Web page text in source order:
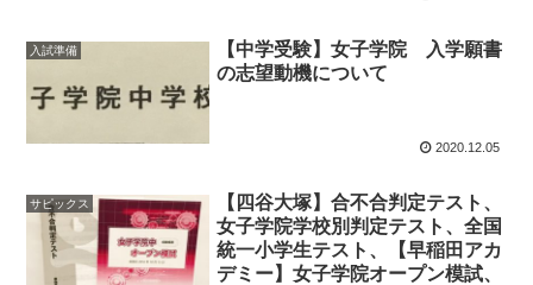
入試準備
【中学受験】女子学院 入学願書
の志望動機について
2020.12.05
サピックス
【四谷大塚】合不合判定テスト、
女子学院学校別判定テスト、全国
統一小学生テスト、【早稲田アカ
デミー】女子学院オープン模試、